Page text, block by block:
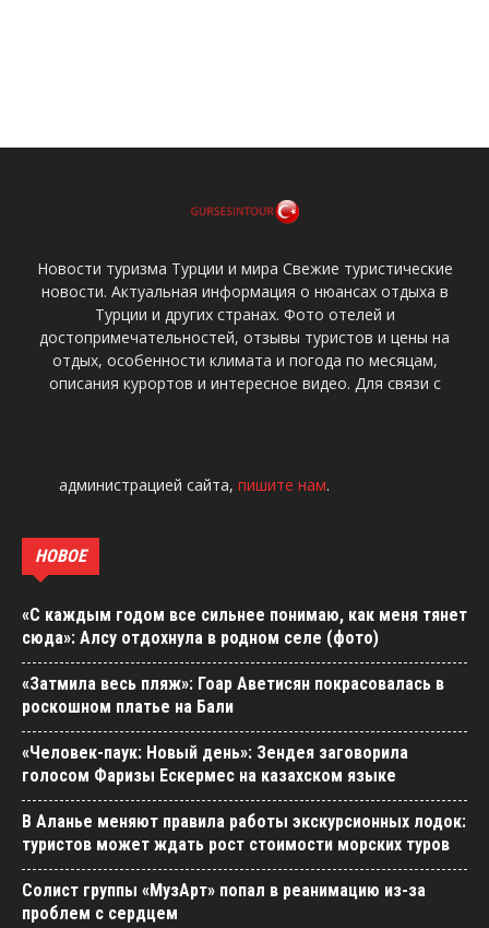
Новости туризма Турции и мира Свежие туристические
новости. Актуальная информация о нюансах отдыха в
Турции и других странах. Фото отелей и
достопримечательностей, отзывы туристов и цены на
отдых, особенности климата и погода по месяцам,
описания курортов и интересное видео. Для связи с
администрацией сайта, пишите нам.
НОВОЕ
«С каждым годом все сильнее понимаю, как меня тянет
сюда»: Алсу отдохнула в родном селе (фото)
«Затмила весь пляж»: Гоар Аветисян покрасовалась в
роскошном платье на Бали
«Человек-паук: Новый день»: Зендея заговорила
голосом Фаризы Ескермес на казахском языке
В Аланье меняют правила работы экскурсионных лодок:
туристов может ждать рост стоимости морских туров
Солист группы «МузАрт» попал в реанимацию из-за
проблем с сердцем